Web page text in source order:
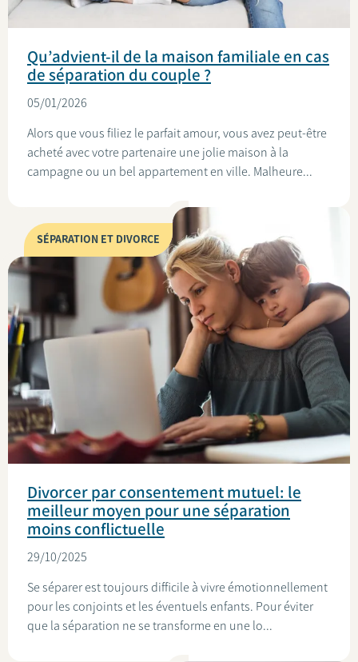
Qu’advient-il de la maison familiale en cas
de séparation du couple ?
05/01/2026
Alors que vous filiez le parfait amour, vous avez peut-être
acheté avec votre partenaire une jolie maison à la
campagne ou un bel appartement en ville. Malheure...
SÉPARATION ET DIVORCE
Divorcer par consentement mutuel: le
meilleur moyen pour une séparation
moins conflictuelle
29/10/2025
Se séparer est toujours difficile à vivre émotionnellement
pour les conjoints et les éventuels enfants. Pour éviter
que la séparation ne se transforme en une lo...